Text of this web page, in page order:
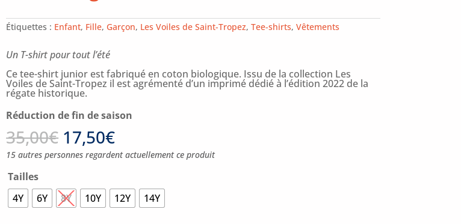
Étiquettes : Enfant, Fille, Garçon, Les Voiles de Saint-Tropez,Tee-shirts,Vêtements
Un T-shirt pour tout l’été
Ce tee-shirt junior est fabriqué en coton biologique. Issu de la collection Les
Voiles de Saint-Tropez il est agrémenté d’un imprimé dédié à l’édition 2022 de la
régate historique.
Réduction de fin de saison
35,00€ 17,50€
15 autres personnes regardent actuellement ce produit
Tailles
4Y
6Y 8Y 10Y 12Y 14Y